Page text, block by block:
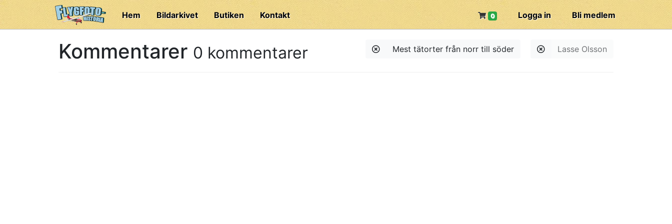
Hem Bildarkivet Butiken Kontakt Bli medlem
Logga in
0
Lasse Olsson
Mest tätorter från norr till söder
Kommentarer 0 kommentarer